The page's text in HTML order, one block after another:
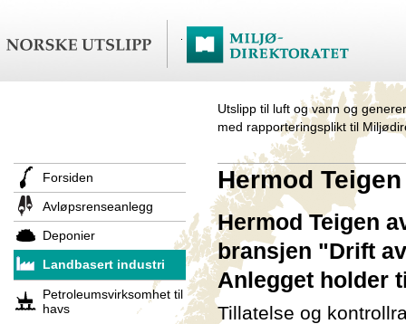
Utslipp til luft og vann og
med rapporteringsplikt til
Forsiden
Avløpsrenseanlegg
Deponier
Landbasert industri
Petroleumsvirksomhet til
havs
Hermod
Hermod Teigen
bransjen "Drift
Anlegget holder
Tillatelse og